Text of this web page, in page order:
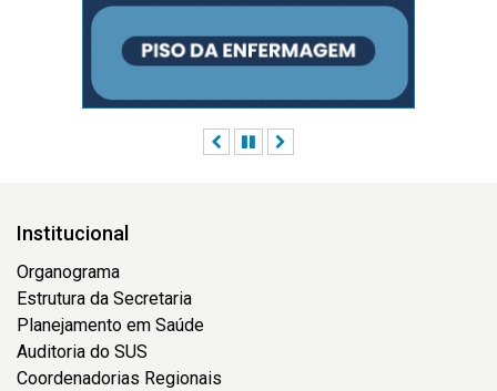
AnteriorPausar
Institucional
Organograma
Estrutura da Secretaria
Planejamento em Saúde
Auditoria do SUS
Coordenadorias Regionais